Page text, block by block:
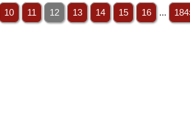
10 11 12 13 14 15 16 ...